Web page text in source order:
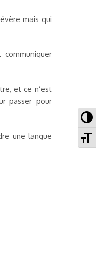
mais qui
et ce n’est
passer pour
une langue